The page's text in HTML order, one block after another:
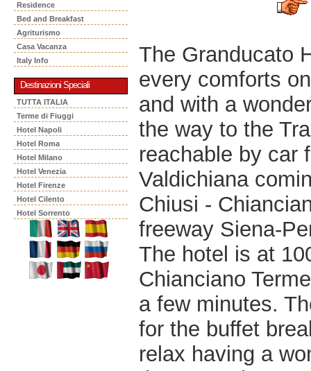
Residence
Bed and Breakfast
Agriturismo
Casa Vacanza
Italy Info
Destinazioni Speciali
TUTTA ITALIA
Terme di Fiuggi
Hotel Napoli
Hotel Roma
Hotel Milano
Hotel Venezia
Hotel Firenze
Hotel Cilento
Hotel Sorrento
The Granducato
every comforts
and with a
the way to the
reachable by car
Valdichiana
Chiusi -
freeway Siena-
The hotel is at
Chianciano
a few minutes.
for the buffet
relax having a